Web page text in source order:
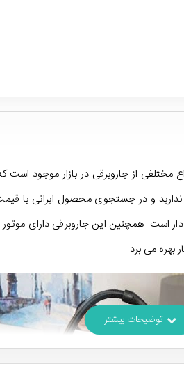
از جاروبرقی در بازار موجود است
می برد.